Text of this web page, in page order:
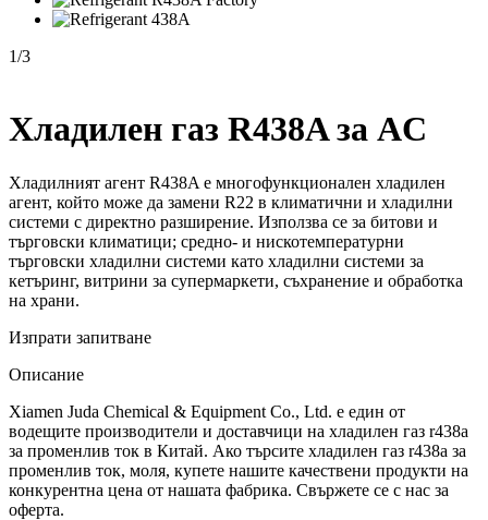
1/3
Хладилен газ R438A за AC
Хладилният агент R438A е многофункционален хладилен
агент, който може да замени R22 в климатични и хладилни
системи с директно разширение. Използва се за битови и
търговски климатици; средно- и нискотемпературни
търговски хладилни системи като хладилни системи за
кетъринг, витрини за супермаркети, съхранение и обработка
на храни.
Изпрати запитване
Описание
Xiamen Juda Chemical & Equipment Co., Ltd. е един от
водещите производители и доставчици на хладилен газ r438a
за променлив ток в Китай. Ако търсите хладилен газ r438a за
променлив ток, моля, купете нашите качествени продукти на
конкурентна цена от нашата фабрика. Свържете се с нас за
оферта.